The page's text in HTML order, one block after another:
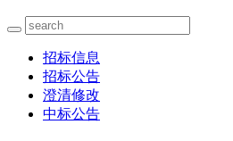
招标信息
招标公告
澄清修改
中标公告